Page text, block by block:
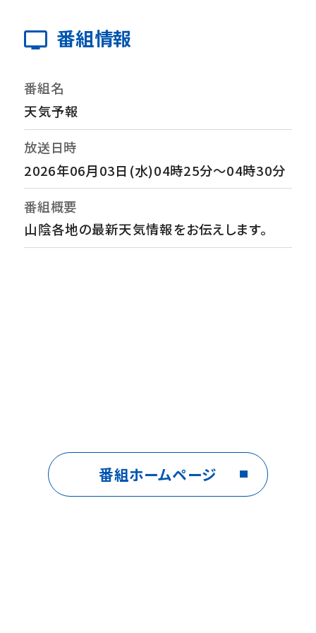
番組情報
番組名
天気予報
放送日時
2026年06月03日(水)04時25分～04時30分
番組概要
山陰各地の最新天気情報をお伝えします。
番組ホームページ